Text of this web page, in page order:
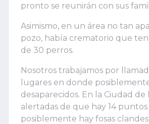
pronto se reunirán con sus
Asimismo, en un área no tan
pozo, había crematorio que
de 30 perros.
Nosotros trabajamos por
lugares en donde
desaparecidos. En la Ciudad
alertadas de que hay 14
posiblemente hay fosas